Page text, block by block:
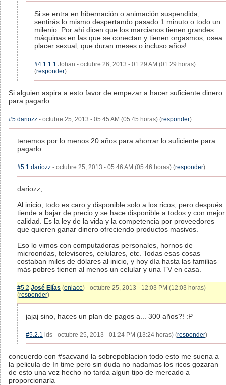
Si se entra en hibernación o animación suspendida,
sentirás lo mismo despertando pasado 1 minuto o todo un
milenio. Por ahí dicen que los marcianos tienen grandes
máquinas en las que se conectan y tienen orgasmos, osea
placer sexual, que duran meses o incluso años!
#4.1.1.1 Johan - octubre 26, 2013 - 01:29 AM (01:29 horas)
(responder)
Si alguien aspira a esto favor de empezar a hacer suficiente dinero
para pagarlo
#5 dariozz - octubre 25, 2013 - 05:45 AM (05:45 horas) (responder)
tenemos por lo menos 20 años para ahorrar lo suficiente para
pagarlo
#5.1 dariozz - octubre 25, 2013 - 05:46 AM (05:46 horas) (responder)
dariozz,
Al inicio, todo es caro y disponible solo a los ricos, pero después
tiende a bajar de precio y se hace disponible a todos y con mejor
calidad. Es la ley de la vida y la competencia por proveedores
que quieren ganar dinero ofreciendo productos masivos.
Eso lo vimos con computadoras personales, hornos de
microondas, televisores, celulares, etc. Todas esas cosas
costaban miles de dólares al inicio, y hoy día hasta las familias
más pobres tienen al menos un celular y una TV en casa.
#5.2 José Elías (enlace) - octubre 25, 2013 - 12:03 PM (12:03 horas)
(responder)
jajaj sino, haces un plan de pagos a... 300 años?! :P
#5.2.1 lds - octubre 25, 2013 - 01:24 PM (13:24 horas) (responder)
concuerdo con #sacvand la sobrepoblacion todo esto me suena a
la pelicula de In time pero sin duda no nadamas los ricos gozaran
de esto una vez hecho no tarda algun tipo de mercado a
proporcionarla